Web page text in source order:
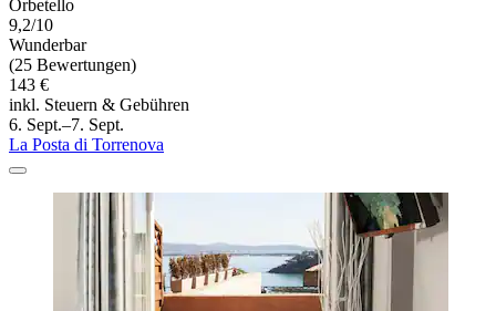
Orbetello
9,2/10
Wunderbar
(25 Bewertungen)
143 €
inkl. Steuern & Gebühren
6. Sept.–7. Sept.
La Posta di Torrenova